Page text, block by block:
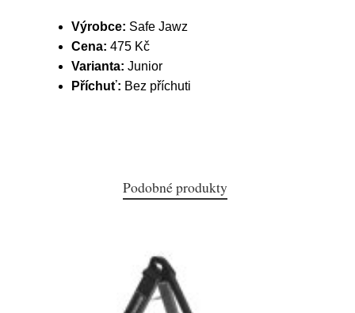
Výrobce: Safe Jawz
Cena: 475 Kč
Varianta: Junior
Příchuť: Bez příchuti
Podobné produkty